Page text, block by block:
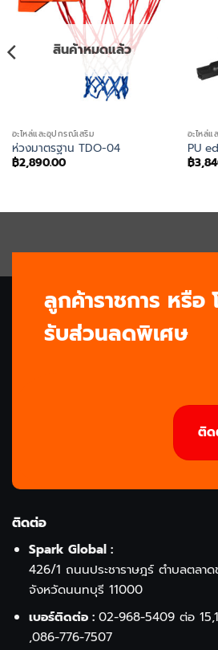
สินค้าหมดแล้ว
อะไหล่และอุปกรณ์เสริม
ห่วงมาตรฐาน TDO-04
฿2,890.00
อะไหล่
PU
฿
ลูกค้าราชการ หรือ
รับส่วนลดพิเศษ
ติด
ติดต่อ
Spark Global :
426/1 ถนนประชาราษฎร์ ตำบลตลา
จังหวัดนนทบุรี 11000
เบอร์ติดต่อ : 02-968-5409ต่อ
,086-776-7507